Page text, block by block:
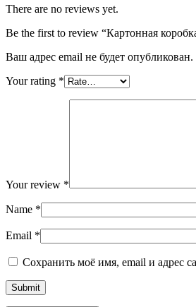
There are no reviews yet.
Be the first to review “Картонная
Ваш адрес email не будет опубликован.
Your rating *
Your review *
Name *
Email *
Сохранить моё имя, email и адрес